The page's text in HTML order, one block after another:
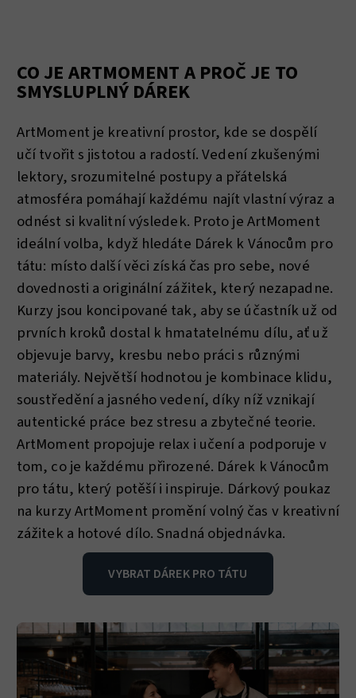
CO JE ARTMOMENT A PROČ JE TO
SMYSLUPLNÝ DÁREK
ArtMoment je kreativní prostor, kde se dospělí
učí tvořit s jistotou a radostí. Vedení zkušenými
lektory, srozumitelné postupy a přátelská
atmosféra pomáhají každému najít vlastní výraz a
odnést si kvalitní výsledek. Proto je ArtMoment
ideální volba, když hledáte Dárek k Vánocům pro
tátu: místo další věci získá čas pro sebe, nové
dovednosti a originální zážitek, který nezapadne.
Kurzy jsou koncipované tak, aby se účastník už od
prvních kroků dostal k hmatatelnému dílu, ať už
objevuje barvy, kresbu nebo práci s různými
materiály. Největší hodnotou je kombinace klidu,
soustředění a jasného vedení, díky níž vznikají
autentické práce bez stresu a zbytečné teorie.
ArtMoment propojuje relax i učení a podporuje v
tom, co je každému přirozené. Dárek k Vánocům
pro tátu, který potěší i inspiruje. Dárkový poukaz
na kurzy ArtMoment promění volný čas v kreativní
zážitek a hotové dílo. Snadná objednávka.
VYBRAT DÁREK PRO TÁTU